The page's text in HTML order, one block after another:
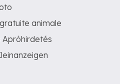
animale